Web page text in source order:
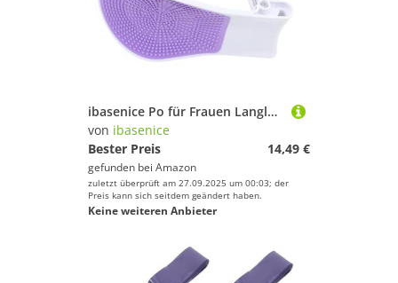
ibasenice Po für Frauen Langlebiger Hip zur Gesäßmuskulatur für Fitnessgeräte Zuhause und Effektives Beinpress Workout
von ibasenice
Bester Preis
14,49 €
gefunden bei Amazon
zuletzt überprüft am 27.09.2025 um 00:03; der
Preis kann sich seitdem geändert haben.
Keine weiteren Anbieter